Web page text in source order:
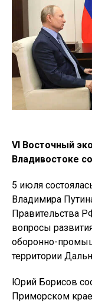
VI Восточный
Владивостоке
5 июля
Владимира
Правительства
вопросы
оборонно-
территории
Юрий Борисов
Приморском крае